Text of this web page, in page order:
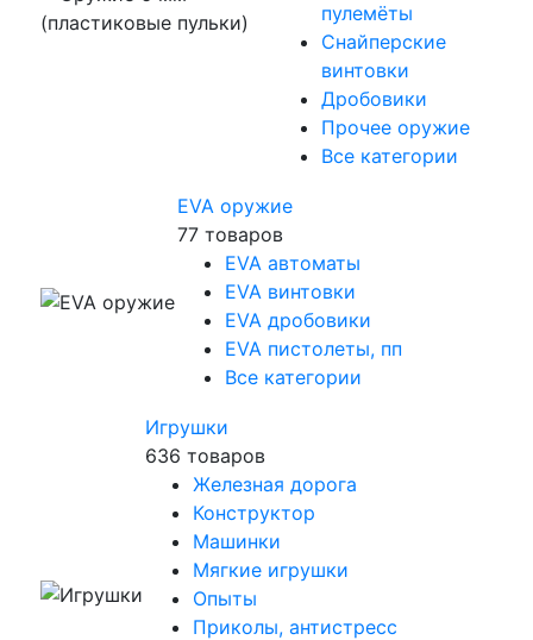
пулемёты
Снайперские
винтовки
Дробовики
Прочее оружие
Все категории
EVA оружие
77 товаров
EVA автоматы
EVA винтовки
EVA дробовики
EVA пистолеты, пп
Все категории
Игрушки
636 товаров
Железная дорога
Конструктор
Машинки
Мягкие игрушки
Опыты
Приколы, антистресс